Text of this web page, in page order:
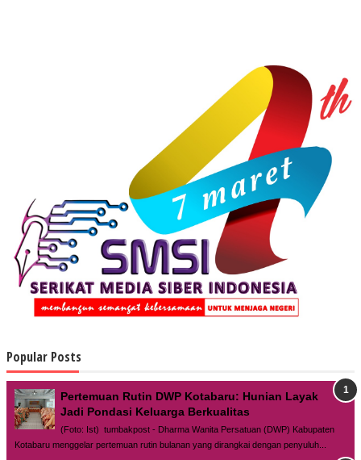
Popular Posts
Pertemuan Rutin DWP Kotabaru: Hunian Layak
Jadi Pondasi Keluarga Berkualitas
(Foto: Ist) tumbakpost - Dharma Wanita Persatuan (DWP) Kabupaten
Kotabaru menggelar pertemuan rutin bulanan yang dirangkai dengan penyuluh...